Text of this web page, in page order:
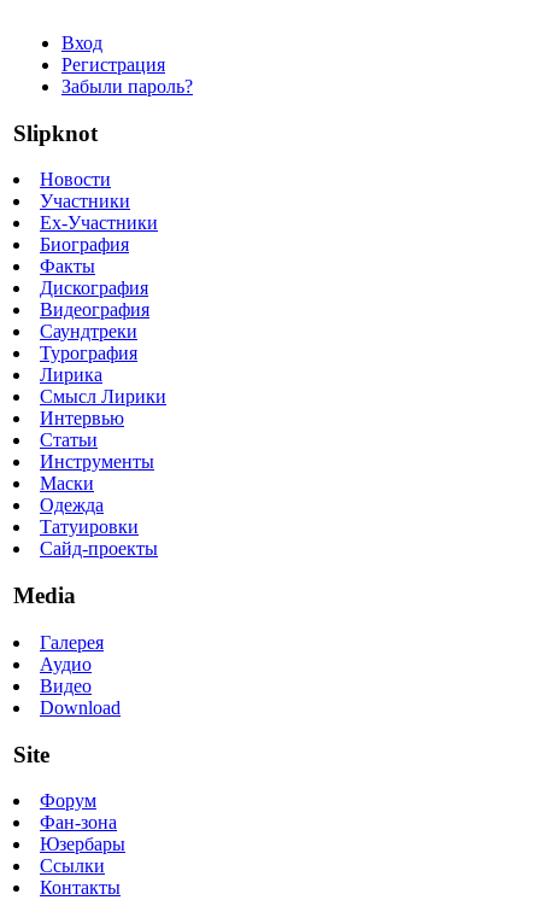
Вход
Регистрация
Забыли пароль?
Slipknot
Новости
Участники
Ex-Участники
Биография
Факты
Дискография
Видеография
Саундтреки
Турография
Лирика
Смысл Лирики
Интервью
Статьи
Инструменты
Маски
Одежда
Татуировки
Сайд-проекты
Media
Галерея
Аудио
Видео
Download
Site
Форум
Фан-зона
Юзербары
Ссылки
Контакты